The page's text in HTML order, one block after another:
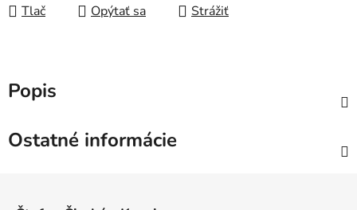
Tlač Opýtať sa Strážiť
Popis
Ostatné informácie